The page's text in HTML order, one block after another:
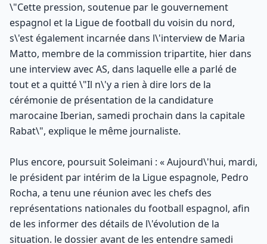
\"Cette pression, soutenue par le gouvernement
espagnol et la Ligue de football du voisin du nord,
s\'est également incarnée dans l\'interview de Maria
Matto, membre de la commission tripartite, hier dans
une interview avec AS, dans laquelle elle a parlé de
tout et a quitté \"Il n\'y a rien à dire lors de la
cérémonie de présentation de la candidature
marocaine Iberian, samedi prochain dans la capitale
Rabat\", explique le même journaliste.
Plus encore, poursuit Soleimani : « Aujourd\'hui, mardi,
le président par intérim de la Ligue espagnole, Pedro
Rocha, a tenu une réunion avec les chefs des
représentations nationales du football espagnol, afin
de les informer des détails de l\'évolution de la
situation. le dossier avant de les entendre samedi